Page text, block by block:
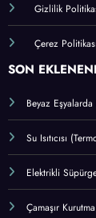
Gizlilik
Çerez Politikası
SON
Beyaz
Su Isıtıcısı
Elektrikli
Çamaşır